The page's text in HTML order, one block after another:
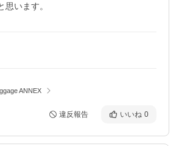
思います。
ANNEX
違反報告 いいね 0